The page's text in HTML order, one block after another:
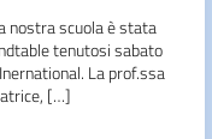
nostra scuola è stata
tenutosi sabato
La prof.ssa
[…]